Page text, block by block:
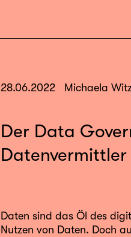
28.06.2022 Michaela
Der Data
Datenvermittler
Daten sind das Öl des
Nutzen von Daten. Doch